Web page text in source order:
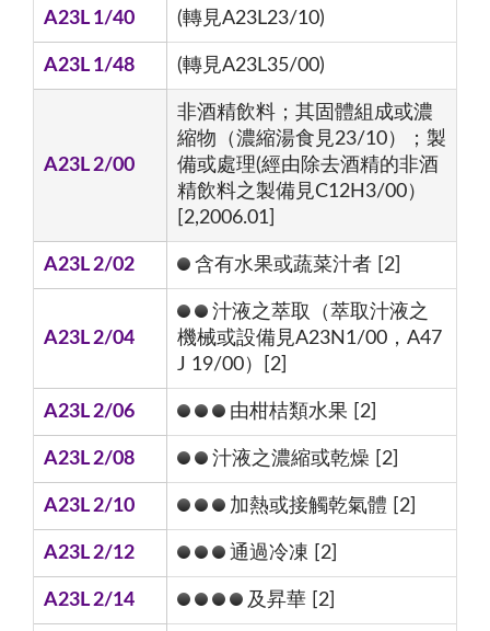
A23L 1/40 (轉見A23L23/10)
A23L 1/48 (轉見A23L35/00)
A23L 2/00
非酒精飲料；其固體組成或濃
縮物（濃縮湯食見23/10）；製
備或處理(經由除去酒精的非酒
精飲料之製備見C12H3/00）
[2,2006.01]
A23L 2/02 含有水果或蔬菜汁者 [2]
A23L 2/04
汁液之萃取（萃取汁液之
機械或設備見A23N1/00，A47
J 19/00）[2]
A23L 2/06 由柑桔類水果 [2]
A23L 2/08 汁液之濃縮或乾燥 [2]
A23L 2/10 加熱或接觸乾氣體 [2]
A23L 2/12 通過冷凍 [2]
A23L 2/14 及昇華 [2]